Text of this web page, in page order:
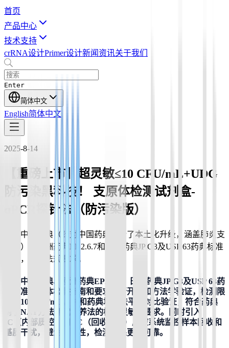
首页
产品中心
技术支持
crRNA设计Primer设计新闻资讯关于我们
Enter
简体中文
English简体中文
2025-8-14
【重磅上市】超灵敏≤10 CFU/mL+UDG
防污染黑科技！ 支原体检测试剂盒-
qPCR探针法（防污染版）
参照中国药典（针对中国药典进行了本土化升级，涵盖肺炎支
原体）、欧洲药典EP 2.6.7和日本药典JP G3及USP 63药典标准
验证，符合法规要求。
参照中国药典、欧洲药典EP2.6.7、日本药典JP G3及USP 63药
典标准支原体检测指南和要求进行开发和方法学验证，检测限
10 CFU/mL
，并和药典培养法平行对比验证，符合药典
对于NAT方法替代培养法的检测灵敏度要求。同时引入
IC（内部质控）和RC（回收控制）质控系统监控样本回收和
基质干扰，避免假阴性，检测结果更加可靠。